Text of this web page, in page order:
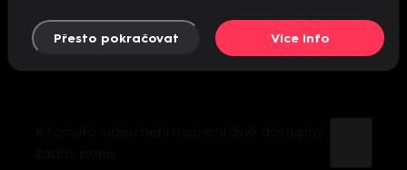
Přesto pokračovat Více info